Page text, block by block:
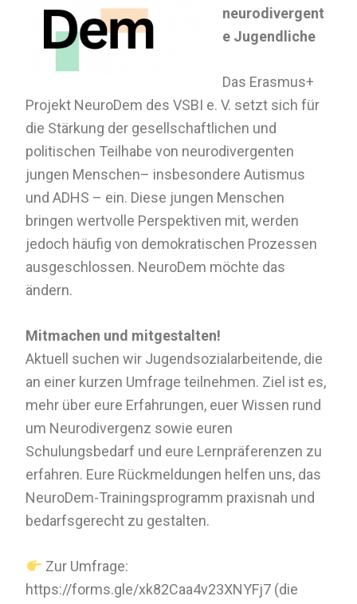
neurodivergent
e Jugendliche
Das Erasmus+
Projekt NeuroDem des VSBI e. V. setzt sich für
die Stärkung der gesellschaftlichen und
politischen Teilhabe von neurodivergenten
jungen Menschen– insbesondere Autismus
und ADHS – ein. Diese jungen Menschen
bringen wertvolle Perspektiven mit, werden
jedoch häufig von demokratischen Prozessen
ausgeschlossen. NeuroDem möchte das
ändern.
Mitmachen und mitgestalten!
Aktuell suchen wir Jugendsozialarbeitende, die
an einer kurzen Umfrage teilnehmen. Ziel ist es,
mehr über eure Erfahrungen, euer Wissen rund
um Neurodivergenz sowie euren
Schulungsbedarf und eure Lernpräferenzen zu
erfahren. Eure Rückmeldungen helfen uns, das
NeuroDem-Trainingsprogramm praxisnah und
bedarfsgerecht zu gestalten.
Zur Umfrage:
https://forms.gle/xk82Caa4v23XNYFj7 (die